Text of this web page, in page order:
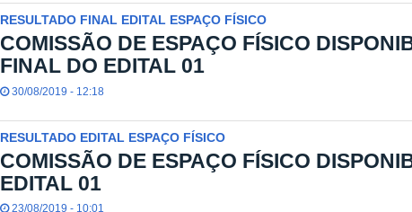
RESULTADO FINAL EDITAL ESPAÇO FÍSICO
COMISSÃO DE ESPAÇO FÍSICO
FINAL DO EDITAL 01
30/08/2019 - 12:18
RESULTADO EDITAL ESPAÇO FÍSICO
COMISSÃO DE ESPAÇO FÍSICO
EDITAL 01
23/08/2019 - 10:01